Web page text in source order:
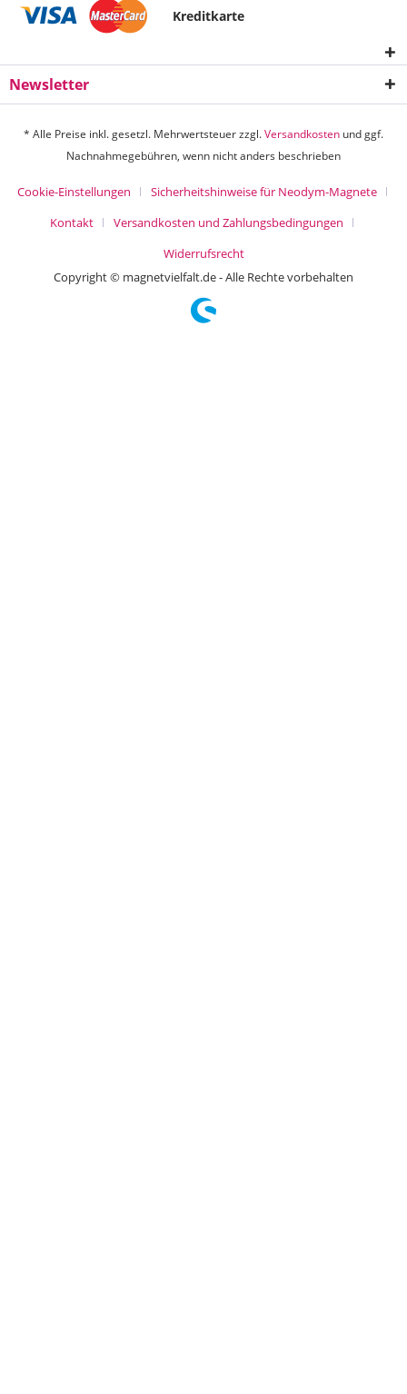
Kreditkarte
Newsletter
* Alle Preise inkl. gesetzl. Mehrwertsteuer zzgl.Versandkosten und ggf.
Nachnahmegebühren, wenn nicht anders beschrieben
Cookie-Einstellungen
Sicherheitshinweise für Neodym-Magnete
Kontakt
Versandkosten und Zahlungsbedingungen
Widerrufsrecht
Copyright © magnetvielfalt.de - Alle Rechte vorbehalten